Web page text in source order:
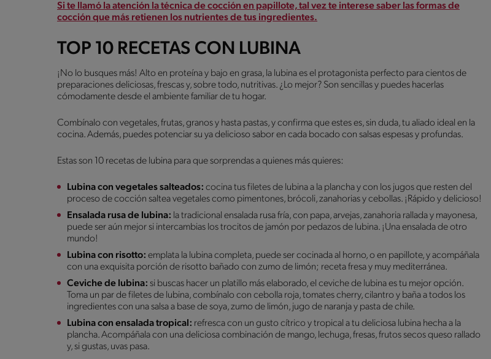
Si te llamó la atención la técnica de cocción en papillote, tal vez te interese saber las formas de
cocción que más retienen los nutrientes de tus ingredientes.
TOP 10 RECETAS CON LUBINA
¡No lo busques más! Alto en proteína y bajo en grasa, la lubina es el protagonista perfecto para cientos de
preparaciones deliciosas, frescas y, sobre todo, nutritivas. ¿Lo mejor? Son sencillas y puedes hacerlas
cómodamente desde el ambiente familiar de tu hogar.
Combínalo con vegetales, frutas, granos y hasta pastas, y confirma que estes es, sin duda, tu aliado ideal en la
cocina. Además, puedes potenciar su ya delicioso sabor en cada bocado con salsas espesas y profundas.
Estas son 10 recetas de lubina para que sorprendas a quienes más quieres:
Lubina con vegetales salteados: cocina tus filetes de lubina a la plancha y con los jugos que resten del
proceso de cocción saltea vegetales como pimentones, brócoli, zanahorias y cebollas. ¡Rápido y delicioso!
Ensalada rusa de lubina: la tradicional ensalada rusa fría, con papa, arvejas, zanahoria rallada y mayonesa,
puede ser aún mejor si intercambias los trocitos de jamón por pedazos de lubina. ¡Una ensalada de otro
mundo!
Lubina con risotto: emplata la lubina completa, puede ser cocinada al horno, o en papillote, y acompáñala
con una exquisita porción de risotto bañado con zumo de limón; receta fresa y muy mediterránea.
Ceviche de lubina: si buscas hacer un platillo más elaborado, el ceviche de lubina es tu mejor opción.
Toma un par de filetes de lubina, combínalo con cebolla roja, tomates cherry, cilantro y baña a todos los
ingredientes con una salsa a base de soya, zumo de limón, jugo de naranja y pasta de chile.
Lubina con ensalada tropical: refresca con un gusto cítrico y tropical a tu deliciosa lubina hecha a la
plancha. Acompáñala con una deliciosa combinación de mango, lechuga, fresas, frutos secos queso rallado
y, si gustas, uvas pasa.